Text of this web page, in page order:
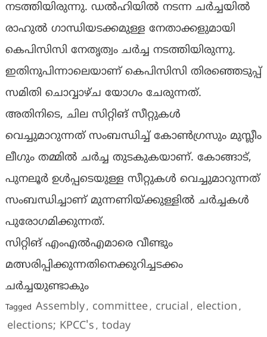
നടത്തിയിരുന്നു. ഡൽഹിയിൽ നടന്ന ചർച്ചയിൽ
രാഹുൽ ഗാന്ധിയടക്കമുള്ള നേതാക്കളുമായി
കെപിസിസി നേതൃത്വം ചർച്ച നടത്തിയിരുന്നു.
ഇതിനുപിന്നാലെയാണ് കെപിസിസി തിരഞ്ഞെടുപ്പ്
സമിതി ചൊവ്വാഴ്ച യോഗം ചേരുന്നത്.
അതിനിടെ, ചില സിറ്റിങ് സീറ്റുകൾ
വെച്ചുമാറുന്നത് സംബന്ധിച്ച് കോണ്‍ഗ്രസും മുസ്ലീം
ലീഗും തമ്മിൽ ചർച്ച തുടകുകയാണ്. കോങ്ങാട്,
പുനലൂർ ഉൾപ്പടെയുള്ള സീറ്റുകൾ വെച്ചുമാറുന്നത്
സംബന്ധിച്ചാണ് മുന്നണിയ്ക്കുള്ളിൽ ചർച്ചകൾ
പുരോഗമിക്കുന്നത്.
സിറ്റിങ് എംഎൽഎമാരെ വീണ്ടും
മത്സരിപ്പിക്കുന്നതിനെക്കുറിച്ചടക്കം
ചർച്ചയുണ്ടാകും
Tagged Assembly, committee, crucial , election ,
elections; KPCC's , today